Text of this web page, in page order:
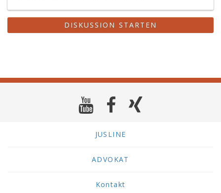
DISKUSSION STARTEN
JUSLINE
ADVOKAT
Kontakt